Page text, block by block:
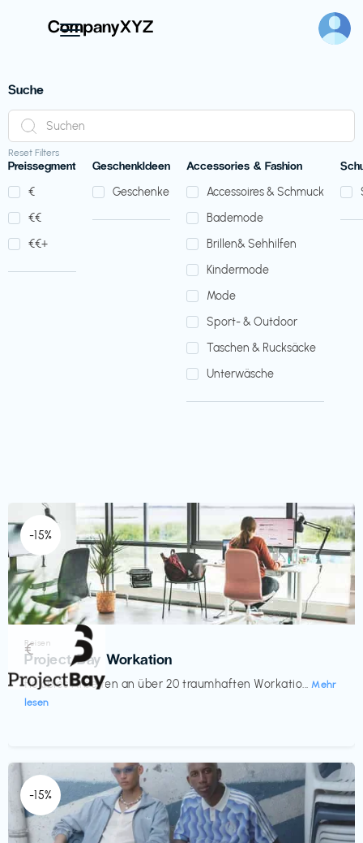
Suche
Reset Filters
Preissegment
€‎
€‎€‎
€‎€‎+
GeschenkIdeen
Geschenke
Accessories & Fashion
Accessoires & Schmuck
Bademode
Brillen& Sehhilfen
Kindermode
Mode
Sport- & Outdoor
Taschen & Rucksäcke
Unterwäsche
-15%
Reisen
Project Bay Workation
flexibles Arbeiten an über 20 traumhaften Workatio... Mehr
lesen
€‎
-15%